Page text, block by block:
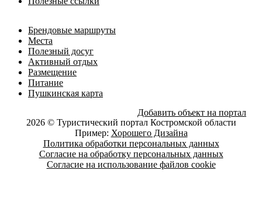
Брендовые маршруты
Места
Полезный досуг
Активный отдых
Размещение
Питание
Пушкинская карта
Добавить объект на портал
2026 © Туристический портал Костромской области
Пример: Хорошего Дизайна
Политика обработки персональных данных
Согласие на обработку персональных данных
Согласие на использование файлов cookie